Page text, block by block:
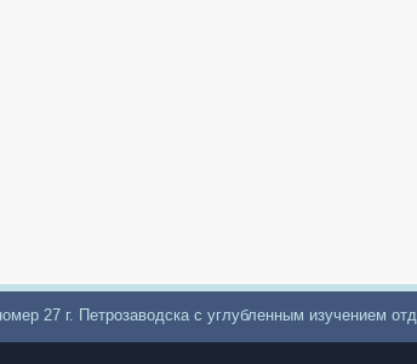
27 г. Петрозаводска с углубленным изучением